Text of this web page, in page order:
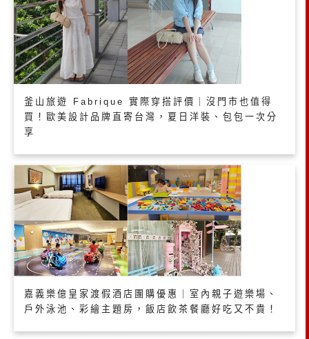
釜山旅遊 Fabrique 實際穿搭評價｜沒門市也值得
買！歐美設計品牌直寄台灣，夏日洋裝、包包一次分
享
嘉義樂億皇家渡假酒店團購優惠｜室內親子遊樂場、
戶外泳池、彩繪主題房，飯店飲茶餐廳好吃又不貴！